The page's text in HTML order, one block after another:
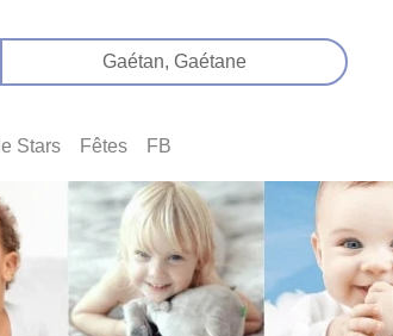
Gaétan, Gaétane
Stars Fêtes FB